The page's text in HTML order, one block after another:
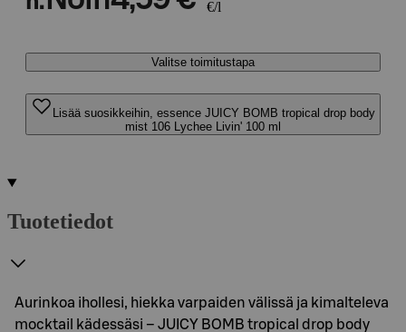
€/l
Valitse toimitustapa
Lisää suosikkeihin, essence JUICY BOMB tropical drop body
mist 106 Lychee Livin' 100 ml
Tuotetiedot
Aurinkoa ihollesi, hiekka varpaiden välissä ja kimalteleva
mocktail kädessäsi – JUICY BOMB tropical drop body